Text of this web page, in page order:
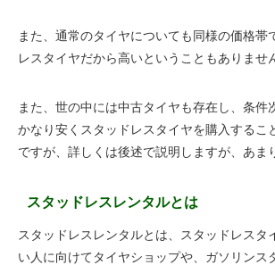
また、通常のタイヤについても同様の価格帯
レスタイヤだから高いということもありませ
また、世の中には中古タイヤも存在し、条件
かなり安くスタッドレスタイヤを購入するこ
ですが、詳しくは後述で説明しますが、あま
スタッドレスレンタルとは
スタッドレスレンタルとは、スタッドレスタ
い人に向けてタイヤショップや、ガソリンス